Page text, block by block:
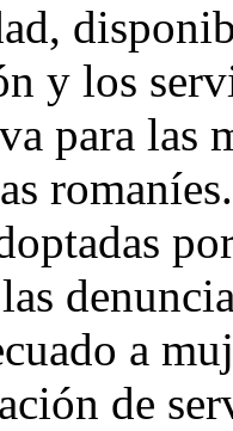
y los
para las
a
de